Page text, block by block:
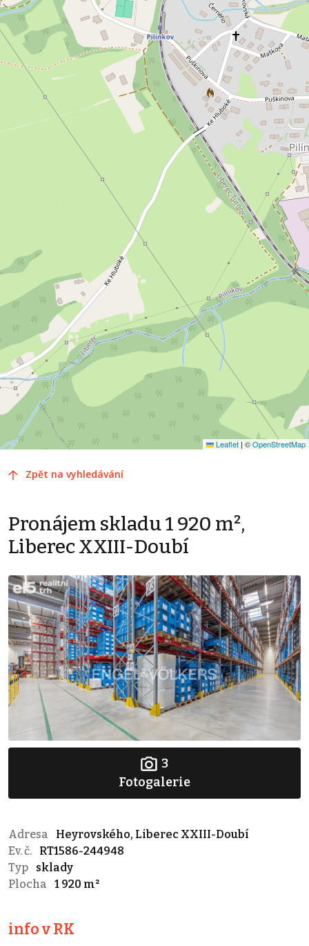
Leaflet | ©OpenStreetMap
Zpět na vyhledávání
Pronájem skladu 1 920 m²,
Liberec XXIII-Doubí
3
Fotogalerie
Adresa
Heyrovského, Liberec XXIII-Doubí
Ev. č.
RT1586-244948
Typ
sklady
Plocha
1 920 m²
info v RK